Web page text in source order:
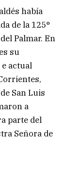
había
de la 125°
Palmar. En
su
actual
San Luis
a
parte del
Señora de